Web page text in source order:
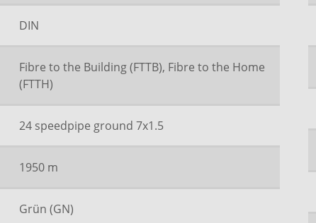
DIN
Fibre to the Building (FTTB), Fibre to the Home
(FTTH)
24 speedpipe ground 7x1.5
1950 m
Grün (GN)